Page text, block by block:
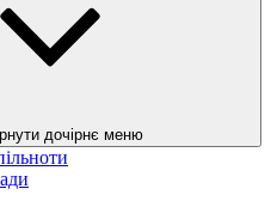
дочірнє меню